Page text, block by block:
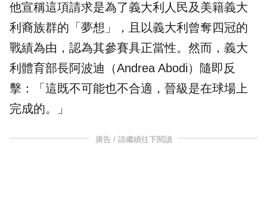
他宣稱這項請求是為了義大利人民及美籍義大
利裔族群的「夢想」，且以義大利曾奪四冠的
戰績為由，認為其參賽具正當性。然而，義大
利體育部長阿波迪（Andrea Abodi）隨即反
擊：「這既不可能也不合適，晉級是在球場上
完成的。」
廣告 / 請繼續往下閱讀